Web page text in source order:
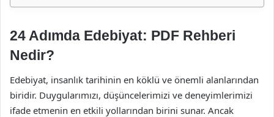
24 Adımda Edebiyat: PDF Rehberi
Nedir?
Edebiyat, insanlık tarihinin en köklü ve önemli alanlarından
biridir. Duygularımızı, düşüncelerimizi ve deneyimlerimizi
ifade etmenin en etkili yollarından birini sunar. Ancak